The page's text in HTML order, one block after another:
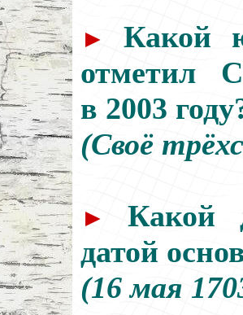
►
Какой
отметил
в 2003
(Своё
►
Какой
датой
(16 мая